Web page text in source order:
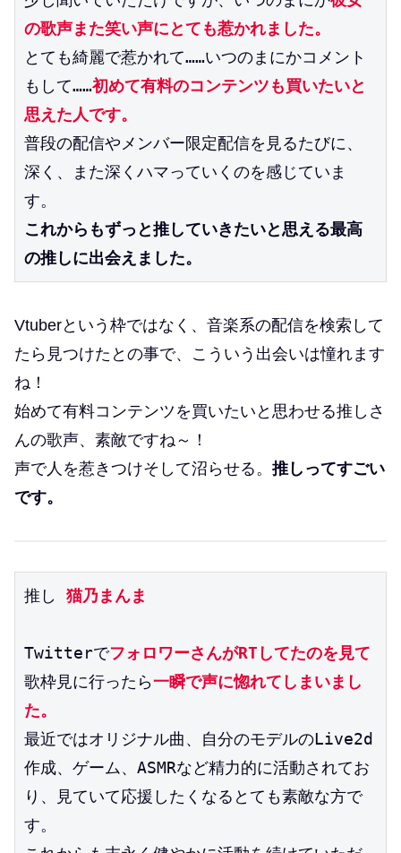
の歌声また笑い声にとても惹かれました。
とても綺麗で惹かれて……いつのまにかコメント
もして……初めて有料のコンテンツも買いたいと
思えた人です。
普段の配信やメンバー限定配信を見るたびに、
深く、また深くハマっていくのを感じていま
す。
これからもずっと推していきたいと思える最高
の推しに出会えました。
Vtuberという枠ではなく、音楽系の配信を検索して
たら見つけたとの事で、こういう出会いは憧れます
ね！
始めて有料コンテンツを買いたいと思わせる推しさ
んの歌声、素敵ですね～！
声で人を惹きつけそして沼らせる。 推しってすごい
です。
推し 猫乃まんま
TwitterでフォロワーさんがRTしてたのを見て
歌枠見に行ったら一瞬で声に惚れてしまいまし
た。
最近ではオリジナル曲、自分のモデルのLive2d
作成、ゲーム、ASMRなど精力的に活動されてお
り、見ていて応援したくなるとても素敵な方で
す。